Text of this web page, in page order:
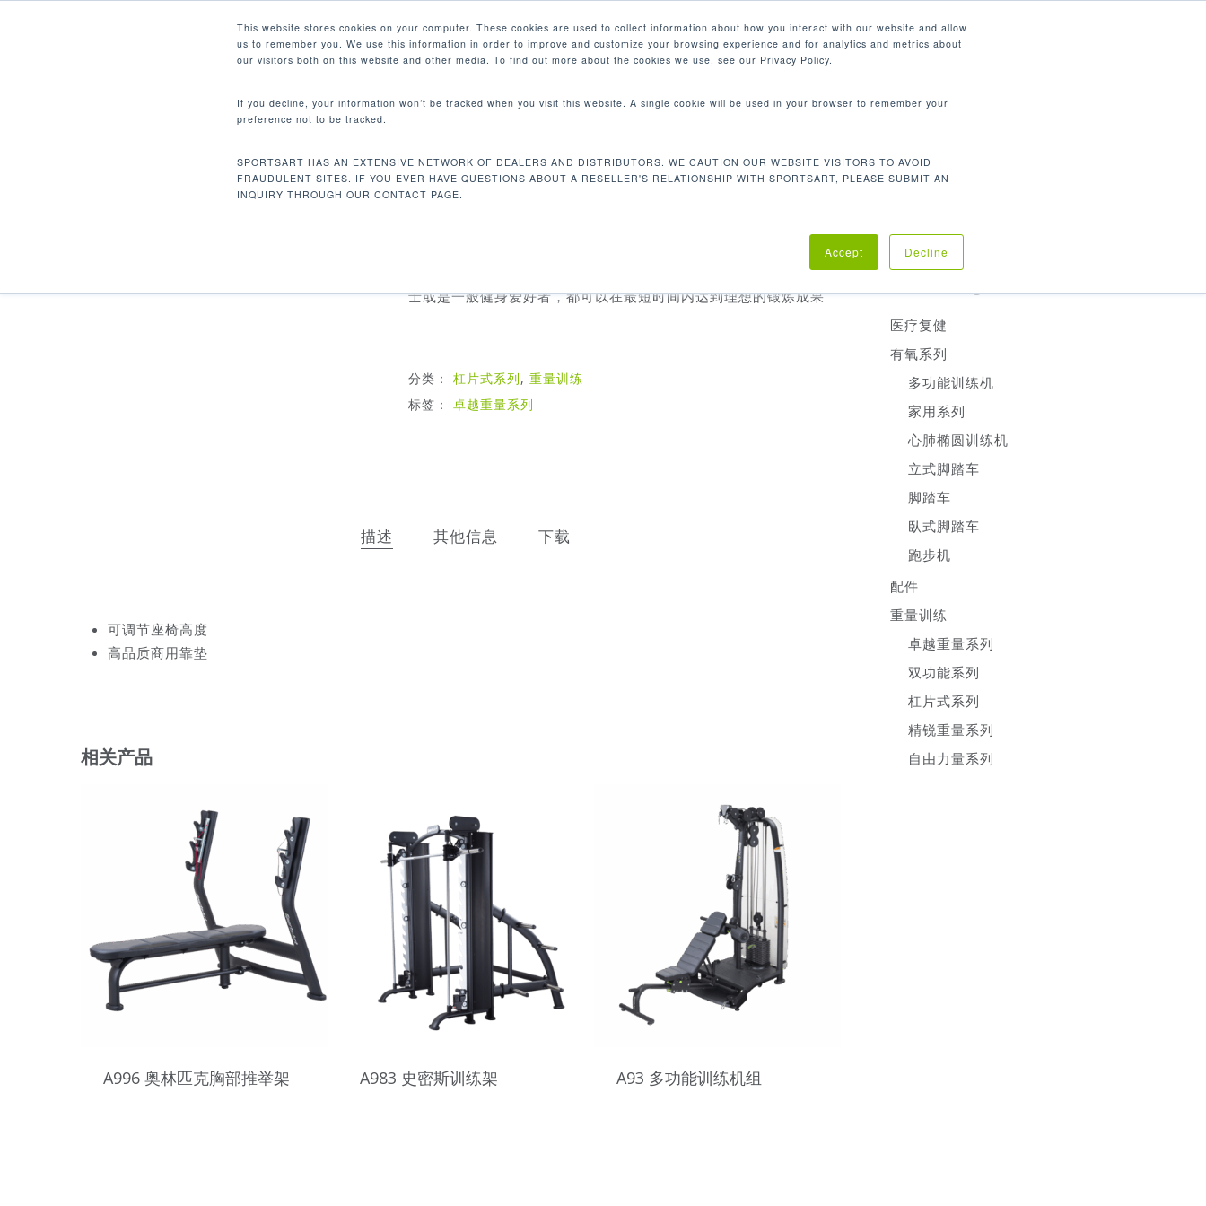
This website stores cookies on your computer. These cookies are used to collect information about how you interact with our website and allow
us to remember you. We use this information in order to improve and customize your browsing experience and for analytics and metrics about
our visitors both on this website and other media. To find out more about the cookies we use, see our Privacy Policy.
If you decline, your information won’t be tracked when you visit this website. A single cookie will be used in your browser to remember your
preference not to be tracked.
SPORTSART HAS AN EXTENSIVE NETWORK OF DEALERS AND DISTRIBUTORS. WE CAUTION OUR WEBSITE VISITORS TO AVOID
FRAUDULENT SITES. IF YOU EVER HAVE QUESTIONS ABOUT A RESELLER'S RELATIONSHIP WITH SPORTSART, PLEASE SUBMIT AN
INQUIRY THROUGH OUR CONTACT PAGE.
Accept Decline
LinkedIn
Hit enter to search or ESC to close
产品 市场
A986 高拉背阔训练机
SportsArt自由力量训练器系列是结合了高质量及实用性的设备，适合
在任何场所使用，符合生物力学的设计，对不论使用者是否为专业人
士或是一般健身爱好者，都可以在最短时间内达到理想的锻炼成果
分类： 杠片式系列, 重量训练
标签： 卓越重量系列
描述 其他信息 下载
可调节座椅高度
高品质商用靠垫
相关产品
A996 奥林匹克胸部推举架 A983 史密斯训练架 A93 多功能训练机组
有氧训练
医疗复健
有氧系列
多功能训练机
家用系列
心肺椭圆训练机
立式脚踏车
脚踏车
臥式脚踏车
跑步机
配件
重量训练
卓越重量系列
双功能系列
杠片式系列
精锐重量系列
自由力量系列